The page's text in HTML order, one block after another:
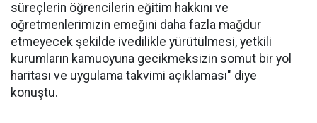
süreçlerin öğrencilerin eğitim hakkını ve
öğretmenlerimizin emeğini daha fazla mağdur
etmeyecek şekilde ivedilikle yürütülmesi, yetkili
kurumların kamuoyuna gecikmeksizin somut bir yol
haritası ve uygulama takvimi açıklaması" diye
konuştu.